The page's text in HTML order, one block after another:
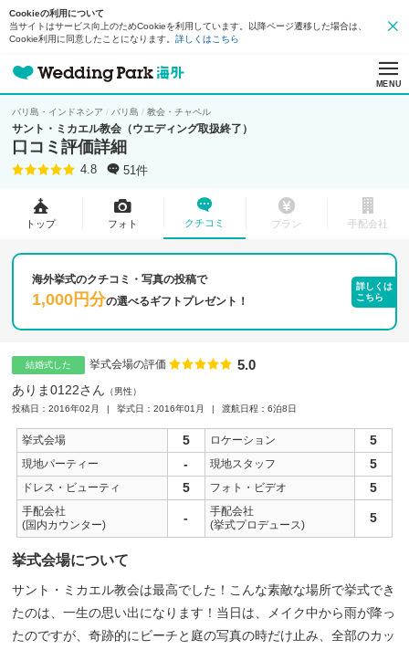
Cookieの利用について
当サイトはサービス向上のためCookieを利用しています。以降ページ遷移した場合は、
Cookie利用に同意したことになります。 詳しくはこちら
MENU
バリ島・インドネシア バリ島 教会・チャペル
サント・ミカエル教会（ウエディング取扱終了）
口コミ評価詳細
4.8 51件
トップ フォト クチコミ プラン 手配会社
海外挙式のクチコミ・写真の投稿で
1,000円分の選べるギフトプレゼント！
詳しくは
こちら
結婚式した 挙式会場の評価 点数
5.0
ありま0122さん
男性
投稿日：2016年02月
挙式日：2016年01月 渡航日程：6泊8日
挙式会場 5 ロケーション 5
現地パーティー - 現地スタッフ 5
ドレス・ビューティ 5 フォト・ビデオ 5
手配会社
(国内カウンター)
-
手配会社
(挙式プロデュース)
5
挙式会場について
サント・ミカエル教会は最高でした！こんな素敵な場所で挙式でき
たのは、一生の思い出になります！当日は、メイク中から雨が降っ
たのですが、奇跡的にビーチと庭の写真の時だけ止み、全部のカッ